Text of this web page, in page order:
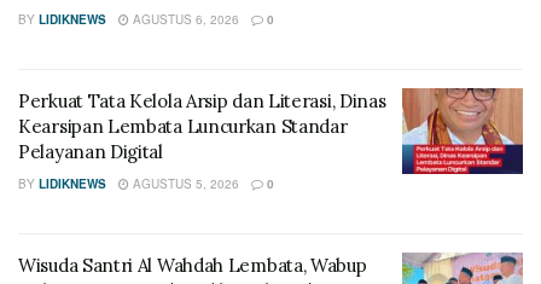
BY LIDIKNEWS AGUSTUS 6, 2026 0
Perkuat Tata Kelola Arsip dan Literasi, Dinas
Kearsipan Lembata Luncurkan Standar
Pelayanan Digital
BY LIDIKNEWS AGUSTUS 5, 2026 0
Wisuda Santri Al Wahdah Lembata, Wabup